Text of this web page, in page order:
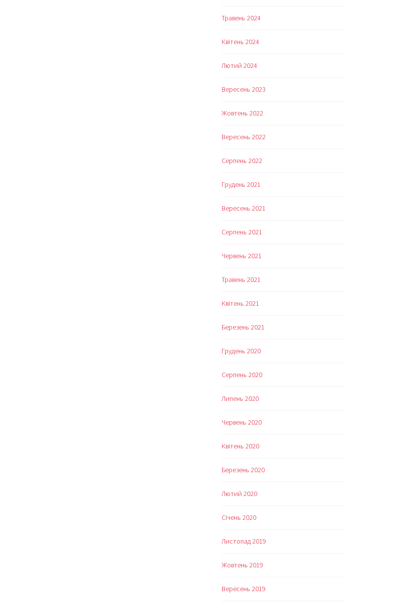
Травень 2024
Квітень 2024
Лютий 2024
Вересень 2023
Жовтень 2022
Вересень 2022
Серпень 2022
Грудень 2021
Вересень 2021
Серпень 2021
Червень 2021
Травень 2021
Квітень 2021
Березень 2021
Грудень 2020
Серпень 2020
Липень 2020
Червень 2020
Квітень 2020
Березень 2020
Лютий 2020
Січень 2020
Листопад 2019
Жовтень 2019
Вересень 2019